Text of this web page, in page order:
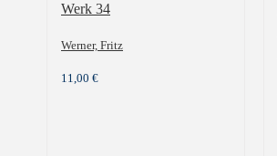
Werk 34
Werner, Fritz
11,00 €